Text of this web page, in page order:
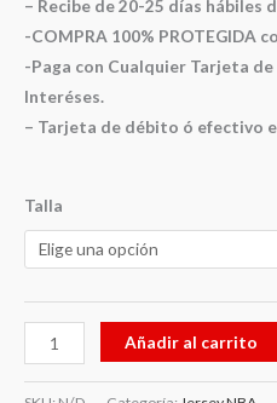
– Recibe de 20-25 días hábiles
-COMPRA 100% PROTEGIDA
-Paga con Cualquier Tarjeta
Interéses.
– Tarjeta de débito ó efectivo
Talla
Añadir al carrito